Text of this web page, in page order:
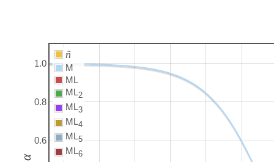
0.6
0.8
1.0
ñ
M
ML
ML2
ML3
ML4
ML5
ML6
α